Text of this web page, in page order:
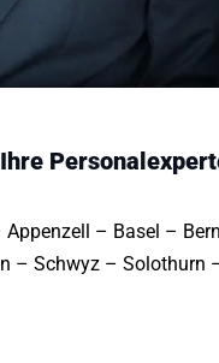
– Basel –
– Schwyz – Solothurn